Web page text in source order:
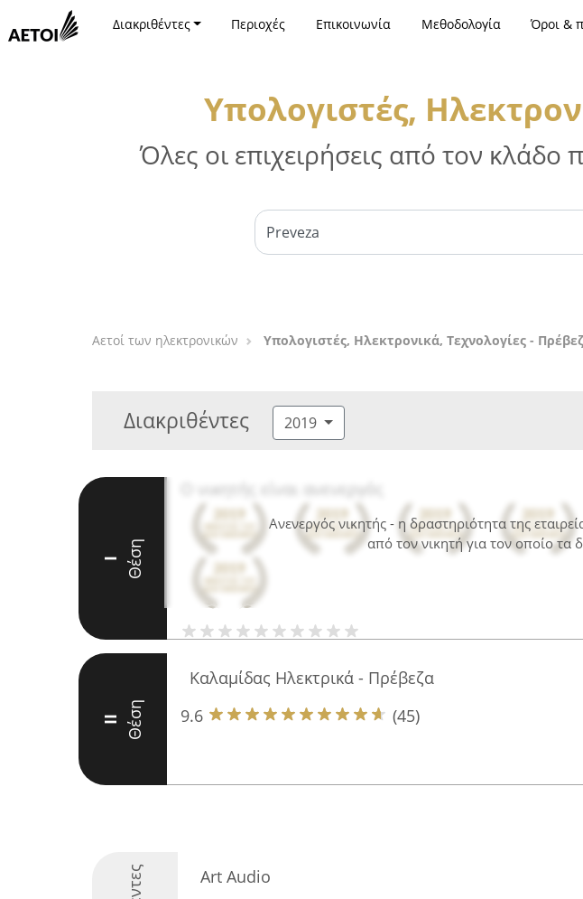
Διακριθέντες Περιοχές Επικοινωνία Μεθοδολογία Όροι &
Υπολογιστές,
Όλες οι επιχειρήσεις από τον
Αετοί των ηλεκτρονικών Υπολογιστές, Ηλεκτρονικά, Τεχνολογίες -
Διακριθέντες 2019
Ανενεργός νικητής - η δραστηριότητα της
από τον νικητή για τον οποίο τα
I Θέση
Ο νικητής είναι ανενεργός
II Θέση
Καλαμίδας Ηλεκτρικά - Πρέβεζα
9.6
(45)
Art Audio